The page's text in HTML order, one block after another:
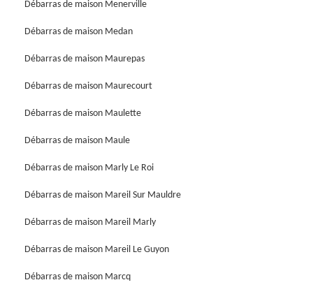
Débarras de maison Menerville
Débarras de maison Medan
Débarras de maison Maurepas
Débarras de maison Maurecourt
Débarras de maison Maulette
Débarras de maison Maule
Débarras de maison Marly Le Roi
Débarras de maison Mareil Sur Mauldre
Débarras de maison Mareil Marly
Débarras de maison Mareil Le Guyon
Débarras de maison Marcq